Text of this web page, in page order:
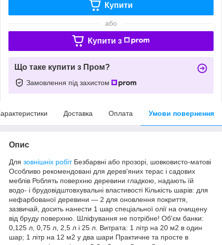
Купити
або
Купити з
Що таке купити з Пром?
Замовлення під захистом
Доставка Оплата Умови повернення
Опис
Для зовнішніх робітБезбарвні або прозорі, шовковисто-матові
Особливо рекомендовані для дерев'яних терас і садових
меблів Роблять поверхню деревини гладкою, надають їй
водо- і брудовідштовхувальні властивості Кількість шарів: для
нефарбованої деревини — 2 для оновлення покриття,
зазвичай, досить нанести 1 шар спеціальної олії на очищену
від бруду поверхню. Шліфування не потрібне! Об'єм банки:
0,125 л, 0,75 л, 2,5 л і 25 л. Витрата: 1 літр на 20 м2 в один
шар; 1 літр на 12 м2 у два шари Практичне та просте в